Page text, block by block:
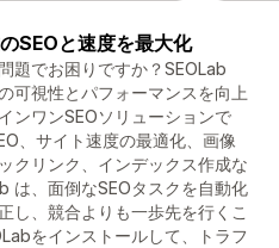
SEOと速度を最大化
題でお困りですか？SEOLab
可視性とパフォーマンスを向上
ンワンSEOソリューションで
、サイト速度の最適化、画像
クリンク、インデックス作成な
は、面倒なSEOタスクを自動化
し、競合よりも一歩先を行くこ
をインストールして、トラフ